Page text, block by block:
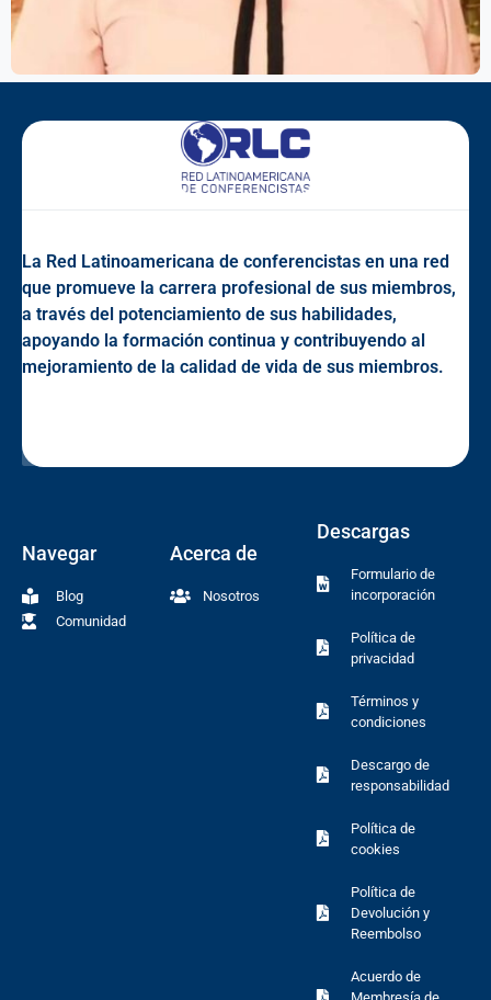
La Red Latinoamericana de conferencistas en una red
que promueve la carrera profesional de sus miembros,
a través del potenciamiento de sus habilidades,
apoyando la formación continua y contribuyendo al
mejoramiento de la calidad de vida de sus miembros.
Navegar
Blog
Comunidad
Acerca de
Nosotros
Descargas
Formulario de
incorporación
Política de
privacidad
Términos y
condiciones
Descargo de
responsabilidad
Política de
cookies
Política de
Devolución y
Reembolso
Acuerdo de